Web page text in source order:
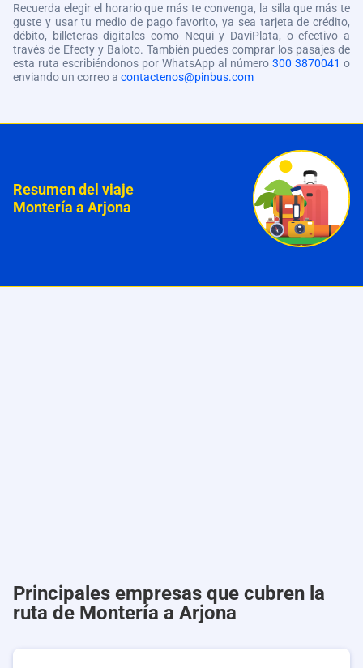
Recuerda elegir el horario que más te convenga, la silla que más te
guste y usar tu medio de pago favorito, ya sea tarjeta de crédito,
débito, billeteras digitales como Nequi y DaviPlata, o efectivo a
través de Efecty y Baloto. También puedes comprar los pasajes de
esta ruta escribiéndonos por WhatsApp al número 300 3870041 o
enviando un correo a contactenos@pinbus.com
Resumen del viaje
Montería a Arjona
Principales empresas que cubren la
ruta de Montería a Arjona